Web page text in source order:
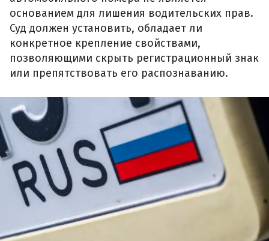
основанием для лишения водительских прав.
Суд должен установить, обладает ли
конкретное крепление свойствами,
позволяющими скрыть регистрационный знак
или препятствовать его распознаванию.